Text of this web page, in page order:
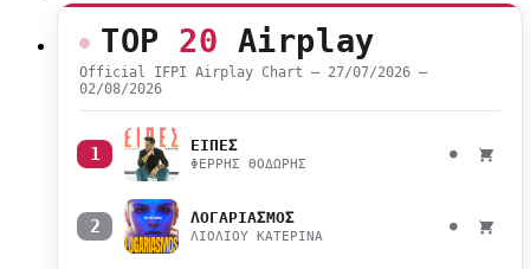
TOP 20 Airplay
Official IFPI Airplay Chart — 27/07/2026 –
02/08/2026
1 ΕΙΠΕΣ
ΦΕΡΡΗΣ ΘΟΔΩΡΗΣ
●
2 ΛΟΓΑΡΙΑΣΜΟΣ
ΛΙΟΛΙΟΥ ΚΑΤΕΡΙΝΑ
●